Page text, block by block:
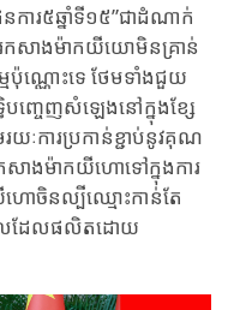
នការ​៥​ឆ្នាំ​ទី​១៥​”​ជា​ដំណាក់
កសាង​ម៉ាកយីយោ​មិន​គ្រាន់​
មប៉ុណ្ណោះទេ ​ថែមទាំង​ជួយ​
ញ្ចេញ​សំឡេង​នៅក្នុងខ្សែ
ៈ​ការប្រកាន់ខ្ជាប់នូវ​គុណ
សាងម៉ាកយីហោទៅក្នុងការ
ហោចិនល្បីឈ្មោះ​កាន់តែ​
ល​ដែល​ផលិត​ដោយ​